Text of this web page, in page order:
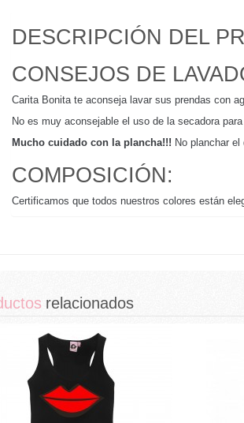
DESCRIPCIÓN DEL
CONSEJOS DE
Carita Bonita te aconseja lavar sus prendas con
No es muy aconsejable el uso de la secadora
Mucho cuidado con la plancha!!! No planchar el
COMPOSICIÓN:
Certificamos que todos nuestros colores están
relacionados